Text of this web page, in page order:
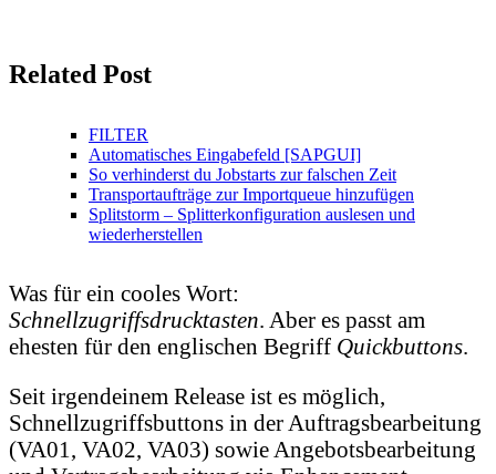
Related Post
FILTER
Automatisches Eingabefeld [SAPGUI]
So verhinderst du Jobstarts zur falschen Zeit
Transportaufträge zur Importqueue hinzufügen
Splitstorm – Splitterkonfiguration auslesen und
wiederherstellen
Was für ein cooles Wort:
Schnellzugriffsdrucktasten. Aber es passt am
ehesten für den englischen Begriff Quickbuttons.
Seit irgendeinem Release ist es möglich,
Schnellzugriffsbuttons in der Auftragsbearbeitung
(VA01, VA02, VA03) sowie Angebotsbearbeitung